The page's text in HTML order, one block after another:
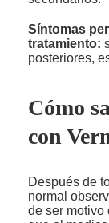
Síntomas
tratamiento:
posteriores,
Cómo
con
Después de
normal
de ser motivo